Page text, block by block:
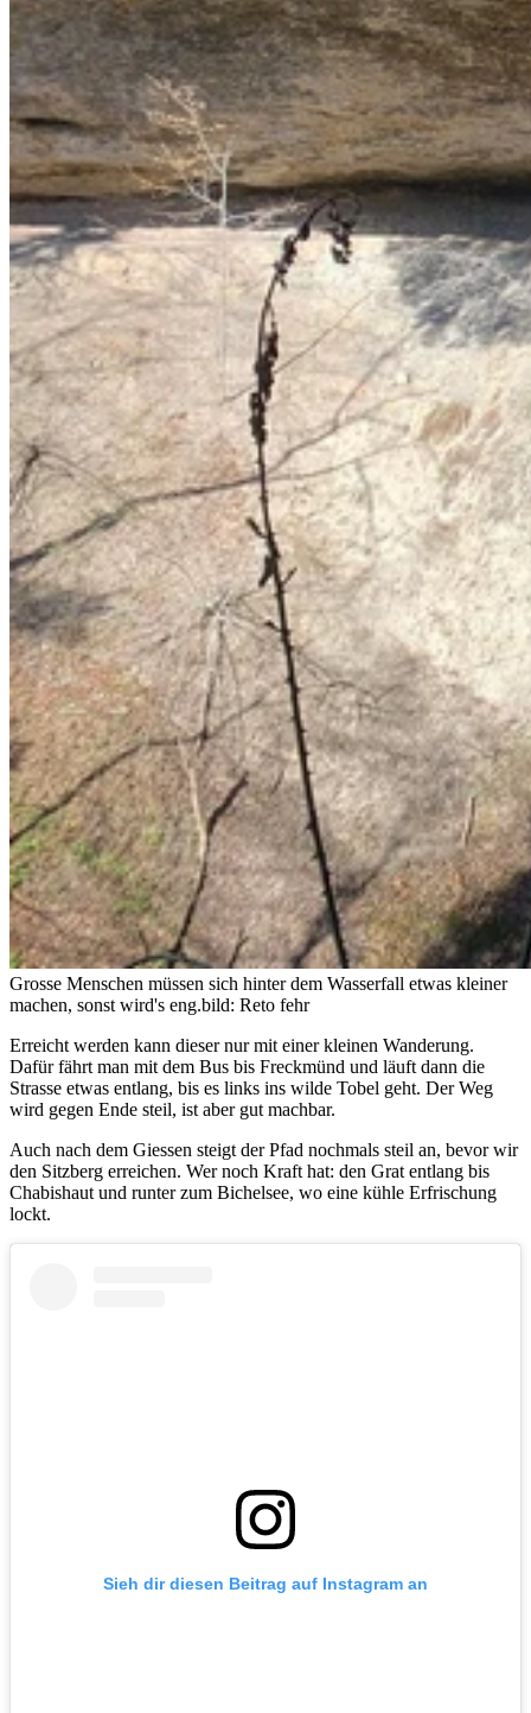
Grosse Menschen müssen sich hinter dem Wasserfall etwas kleiner
machen, sonst wird's eng.bild: Reto fehr
Erreicht werden kann dieser nur mit einer kleinen Wanderung.
Dafür fährt man mit dem Bus bis Freckmünd und läuft dann die
Strasse etwas entlang, bis es links ins wilde Tobel geht. Der Weg
wird gegen Ende steil, ist aber gut machbar.
Auch nach dem Giessen steigt der Pfad nochmals steil an, bevor wir
den Sitzberg erreichen. Wer noch Kraft hat: den Grat entlang bis
Chabishaut und runter zum Bichelsee, wo eine kühle Erfrischung
lockt.
Sieh dir diesen Beitrag auf Instagram an